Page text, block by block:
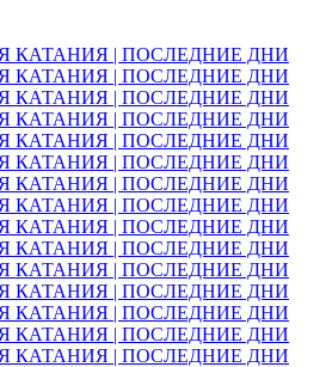
КАТАНИЯ | ПОСЛЕДНИЕ ДНИ
КАТАНИЯ | ПОСЛЕДНИЕ ДНИ
КАТАНИЯ | ПОСЛЕДНИЕ ДНИ
КАТАНИЯ | ПОСЛЕДНИЕ ДНИ
КАТАНИЯ | ПОСЛЕДНИЕ ДНИ
КАТАНИЯ | ПОСЛЕДНИЕ ДНИ
КАТАНИЯ | ПОСЛЕДНИЕ ДНИ
КАТАНИЯ | ПОСЛЕДНИЕ ДНИ
КАТАНИЯ | ПОСЛЕДНИЕ ДНИ
КАТАНИЯ | ПОСЛЕДНИЕ ДНИ
КАТАНИЯ | ПОСЛЕДНИЕ ДНИ
КАТАНИЯ | ПОСЛЕДНИЕ ДНИ
КАТАНИЯ | ПОСЛЕДНИЕ ДНИ
КАТАНИЯ | ПОСЛЕДНИЕ ДНИ
КАТАНИЯ | ПОСЛЕДНИЕ ДНИ